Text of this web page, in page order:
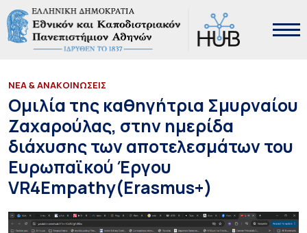
ΝΕΑ & ΑΝΑΚΟΙΝΩΣΕΙΣ
Ομιλία της καθηγήτρια Σμυρναίου
Ζαχαρούλας, στην ημερίδα
διάχυσης των αποτελεσμάτων του
Ευρωπαϊκού Έργου
VR4Empathy(Erasmus+)